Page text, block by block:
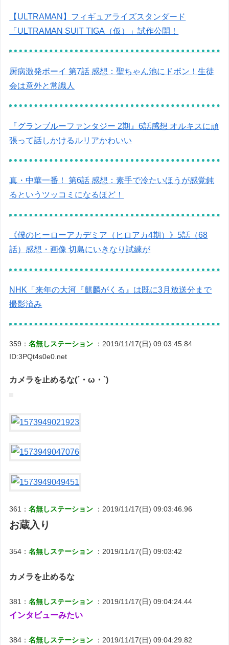
【ULTRAMAN】フィギュアライズスタンダード
「ULTRAMAN SUIT TIGA（仮）」試作公開！
厨病激発ボーイ 第7話 感想：聖ちゃん池にドボン！生徒
会は意外と常識人
『グランブルーファンタジー 2期』6話感想 オルキスに頑
張って話しかけるルリアかわいい
真・中華一番！ 第6話 感想：素手で冷たいほうが感覚鈍
るというツッコミになるほど！
《僕のヒーローアカデミア（ヒロアカ4期）》5話（68
話）感想・画像 切島にいきなり試練が
NHK「来年の大河『麒麟がくる』は既に3月放送分まで
撮影済み
359：名無しステーション
：2019/11/17(日) 09:03:45.84
ID:3PQt4s0e0.net
カメラを止めるな(´・ω・`)
361：名無しステーション ：2019/11/17(日) 09:03:46.96
お蔵入り
354：名無しステーション ：2019/11/17(日) 09:03:42
カメラを止めるな
381：名無しステーション ：2019/11/17(日) 09:04:24.44
インタビューみたい
384：名無しステーション ：2019/11/17(日) 09:04:29.82